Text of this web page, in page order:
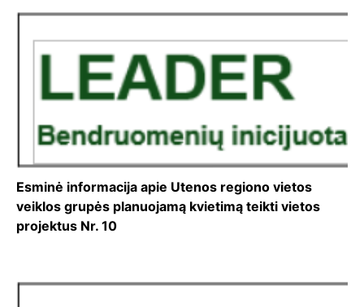
Esminė informacija apie Utenos regiono vietos
veiklos grupės planuojamą kvietimą teikti vietos
projektus Nr. 10